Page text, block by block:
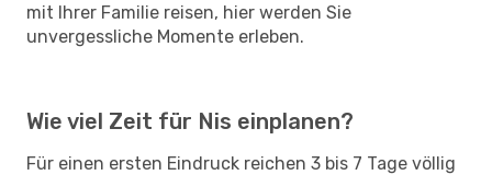
mit Ihrer Familie reisen, hier werden Sie
unvergessliche Momente erleben.
Wie viel Zeit für Nis einplanen?
Für einen ersten Eindruck reichen 3 bis 7 Tage völlig